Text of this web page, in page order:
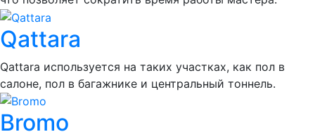
Qattara
Qattara используется на таких участках, как пол в
салоне, пол в багажнике и центральный тоннель.
Bromo